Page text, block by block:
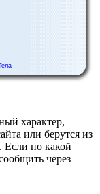
характер,
или берутся из
Если по какой
через